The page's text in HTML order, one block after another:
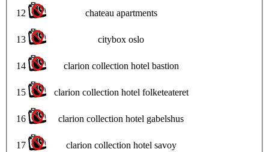
12 chateau apartments
13 citybox oslo
14 clarion collection hotel bastion
15 clarion collection hotel folketeateret
16 clarion collection hotel gabelshus
17 clarion collection hotel savoy